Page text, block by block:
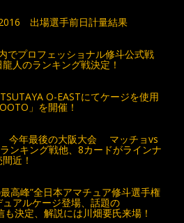
出場選手前日計量結果
でプロフェッショナル修斗公式戦
人のランキング戦決定！
O-EASTにてケージを使用
」を開催！
今年最後の大阪大会 マッチョvs
ンキング戦他、8カードがラインナ
近！
高峰”全日本アマチュア修斗選手権
アルケージ登場、話題の
決定、解説には川畑要氏来場！